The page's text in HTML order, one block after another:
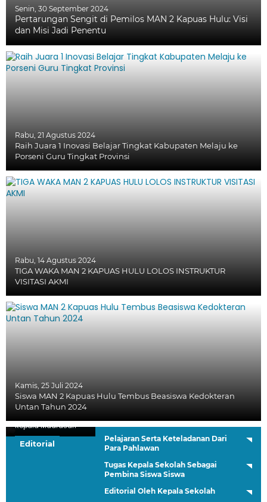
Senin, 30 September 2024
Pertarungan Sengit di Pemilos MAN 2 Kapuas Hulu: Visi
dan Misi Jadi Penentu
Rabu, 21 Agustus 2024
Raih Juara 1 Inovasi Belajar Tingkat Kabupaten Melaju ke
Porseni Guru Tingkat Provinsi
Rabu, 14 Agustus 2024
TIGA WAKA MAN 2 KAPUAS HULU LOLOS INSTRUKTUR
VISITASI AKMI
Kamis, 25 Juli 2024
Siswa MAN 2 Kapuas Hulu Tembus Beasiswa Kedokteran
Untan Tahun 2024
Editorial
Kepala Madrasah
Pelajaran Serta Keteladanan Dari
Para Pahlawan
Tugas Kepala Sekolah Sebagai
Pembina Siswa Siswa
Editorial Oleh Kepala Sekolah